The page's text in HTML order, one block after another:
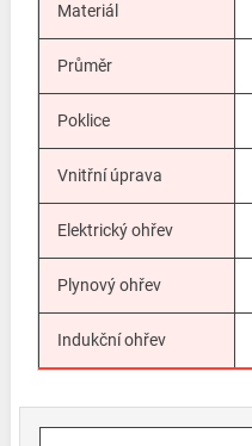
Materiál
Průměr
Poklice
Vnitřní úprava
Elektrický ohřev
Plynový ohřev
Indukční ohřev